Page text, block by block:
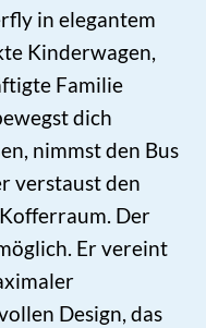
in elegantem
Kinderwagen,
Familie
dich
nimmst den Bus
verstaust den
Der
Er vereint
Design, das